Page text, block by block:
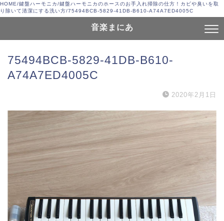
HOME/鍵盤ハーモニカ/鍵盤ハーモニカのホースのお手入れ掃除の仕方！カビや臭いを取
り除いて清潔にする洗い方/75494BCB-5829-41DB-B610-A74A7ED4005C
音楽まにあ
75494BCB-5829-41DB-B610-
A74A7ED4005C
2020年2月1日